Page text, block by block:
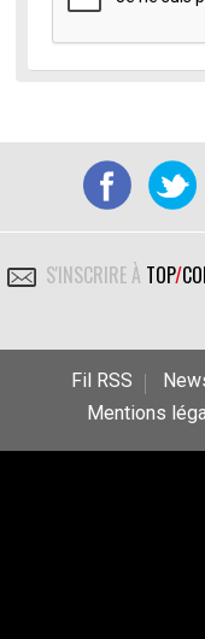
S'INSCRIRE À TOP/
Fil RSS
Mentions